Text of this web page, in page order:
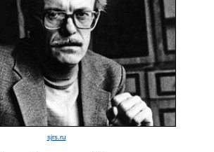
sjrs.ru